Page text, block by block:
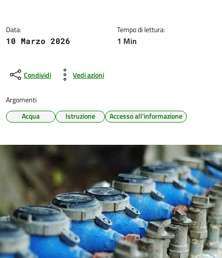
Data:
10 Marzo 2026
Tempo di lettura:
1 Min
Condividi Vedi azioni
Argomenti
Acqua
Istruzione Accesso all'informazione